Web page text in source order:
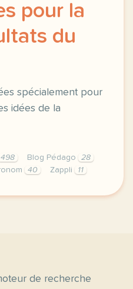
pour la
du
spécialement pour
idées de la
498 Blog Pédago
28
40 Zappli 11
de notre onzieme
de recherche